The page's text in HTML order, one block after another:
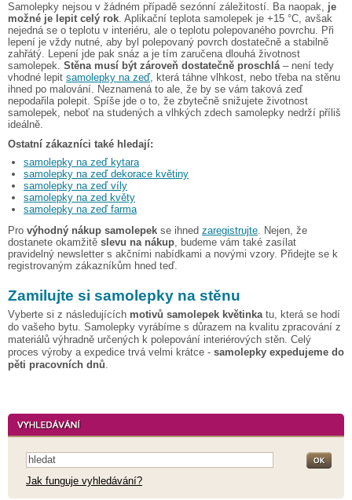
Samolepky nejsou v žádném případě sezónní záležitostí. Ba naopak, je
možné je lepit celý rok. Aplikační teplota samolepek je +15 °C, avšak
nejedná se o teplotu v interiéru, ale o teplotu polepovaného povrchu. Při
lepení je vždy nutné, aby byl polepovaný povrch dostatečně a stabilně
zahřátý. Lepení jde pak snáz a je tím zaručena dlouhá životnost
samolepek. Stěna musí být zároveň dostatečně proschlá– není tedy
vhodné lepit samolepky na zeď, která táhne vlhkost, nebo třeba na stěnu
ihned po malování. Neznamená to ale, že by se vám taková zeď
nepodařila polepit. Spíše jde o to, že zbytečně snižujete životnost
samolepek, neboť na studených a vlhkých zdech samolepky nedrží příliš
ideálně.
Ostatní zákazníci také hledají:
samolepky na zeď kytara
samolepky na zeď dekorace květiny
samolepky na zeď víly
samolepky na zed květy
samolepky na zeď farma
Pro výhodný nákup samolepek se ihned zaregistrujte. Nejen, že
dostanete okamžitě slevu na nákup, budeme vám také zasílat
pravidelný newsletter s akčními nabídkami a novými vzory. Přidejte se k
registrovaným zákazníkům hned teď.
Zamilujte si samolepky na stěnu
Vyberte si z následujících motivů samolepek květinkatu, která se hodí
do vašeho bytu. Samolepky vyrábíme s důrazem na kvalitu zpracování z
materiálů výhradně určených k polepování interiérových stěn. Celý
proces výroby a expedice trvá velmi krátce - samolepky expedujeme do
pěti pracovních dnů.
Jak funguje vyhledávání?